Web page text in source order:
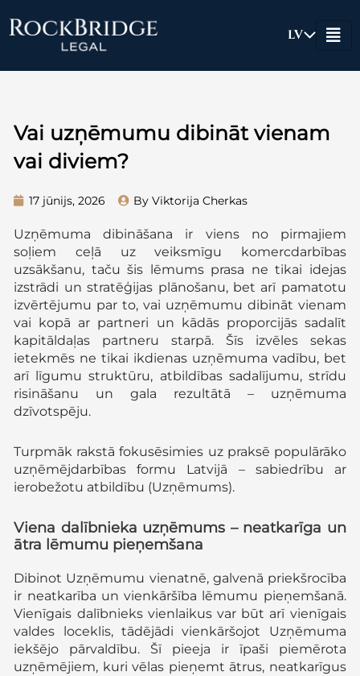
LV
Vai uzņēmumu dibināt vienam
vai diviem?
17 jūnijs, 2026 By Viktorija Cherkas
Uzņēmuma dibināšana ir viens no pirmajiem
soļiem ceļā uz veiksmīgu komercdarbības
uzsākšanu, taču šis lēmums prasa ne tikai idejas
izstrādi un stratēģijas plānošanu, bet arī pamatotu
izvērtējumu par to, vai uzņēmumu dibināt vienam
vai kopā ar partneri un kādās proporcijās sadalīt
kapitāldaļas partneru starpā. Šīs izvēles sekas
ietekmēs ne tikai ikdienas uzņēmuma vadību, bet
arī līgumu struktūru, atbildības sadalījumu, strīdu
risināšanu un gala rezultātā – uzņēmuma
dzīvotspēju.
Turpmāk rakstā fokusēsimies uz praksē populārāko
uzņēmējdarbības formu Latvijā – sabiedrību ar
ierobežotu atbildību (Uzņēmums).
Viena dalībnieka uzņēmums – neatkarīga un
ātra lēmumu pieņemšana
Dibinot Uzņēmumu vienatnē, galvenā priekšrocība
ir neatkarība un vienkāršība lēmumu pieņemšanā.
Vienīgais dalībnieks vienlaikus var būt arī vienīgais
valdes loceklis, tādējādi vienkāršojot Uzņēmuma
iekšējo pārvaldību. Šī pieeja ir īpaši piemērota
uzņēmējiem, kuri vēlas pieņemt ātrus, neatkarīgus